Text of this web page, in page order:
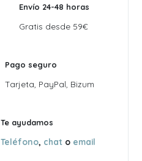
Envío 24-48 horas
Gratis desde 59€
Pago seguro
Tarjeta, PayPal, Bizum
Te ayudamos
Teléfono, chat o email